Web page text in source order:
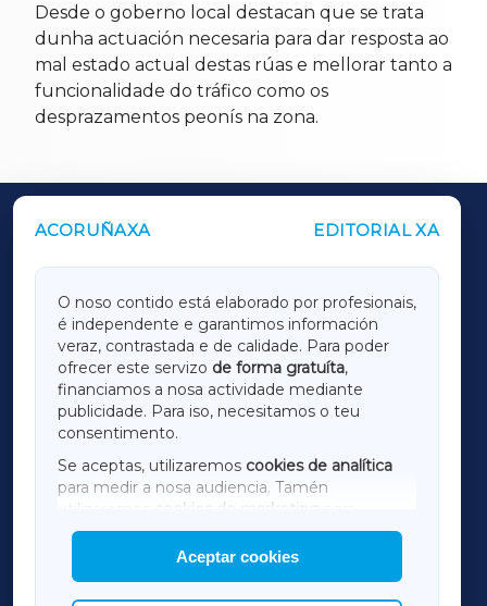
Desde o goberno local destacan que se trata
dunha actuación necesaria para dar resposta ao
mal estado actual destas rúas e mellorar tanto a
funcionalidade do tráfico como os
desprazamentos peonís na zona.
ACORUÑAXA EDITORIAL XA
O noso contido está elaborado por profesionais,
é independente e garantimos información
veraz, contrastada e de calidade. Para poder
ofrecer este servizo de forma gratuíta,
financiamos a nosa actividade mediante
publicidade. Para iso, necesitamos o teu
consentimento.
Se aceptas, utilizaremos cookies de analítica
para medir a nosa audiencia. Tamén
utilizaremos
cookies de marketing
mostrar publicidade de terceiros.
Así mesmo, podes personalizar a elección das
cookies que desexas permitir.
Aceptar cookies
OUTROS PERIÓDICOS
LUGOXA
TERRACHAXA
AMARIÑAXA
RIBEIRASACRAXA